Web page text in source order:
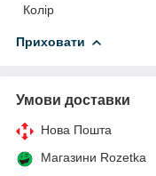
Колір
Приховати
Умови доставки
Нова Пошта
Магазини Rozetka